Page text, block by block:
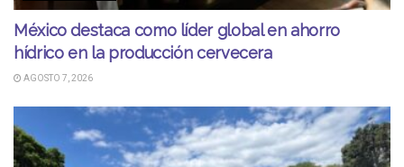
México destaca como líder global en ahorro
hídrico en la producción cervecera
AGOSTO 7, 2026